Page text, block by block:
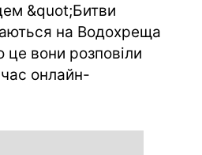
&quot;Битви
на Водохреща
це вони розповіли
онлайн-